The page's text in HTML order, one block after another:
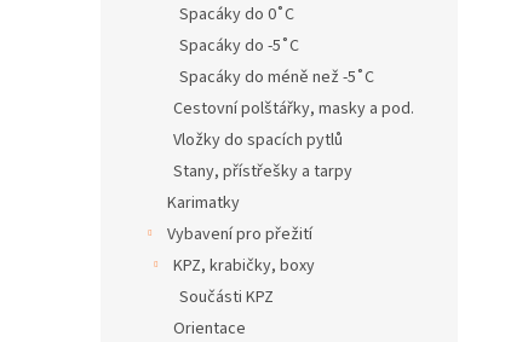
Spacáky do 0˚C
Spacáky do -5˚C
Spacáky do méně než -5˚C
Cestovní polštářky, masky a pod.
Vložky do spacích pytlů
Stany, přístřešky a tarpy
Karimatky
Vybavení pro přežití
KPZ, krabičky, boxy
Součásti KPZ
Orientace